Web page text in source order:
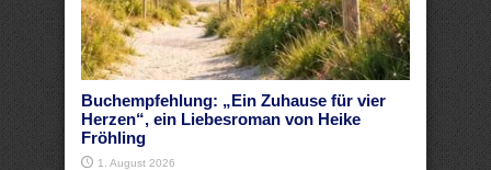
Buchempfehlung: „Ein Zuhause für vier
Herzen“, ein Liebesroman von Heike
Fröhling
1. August 2026